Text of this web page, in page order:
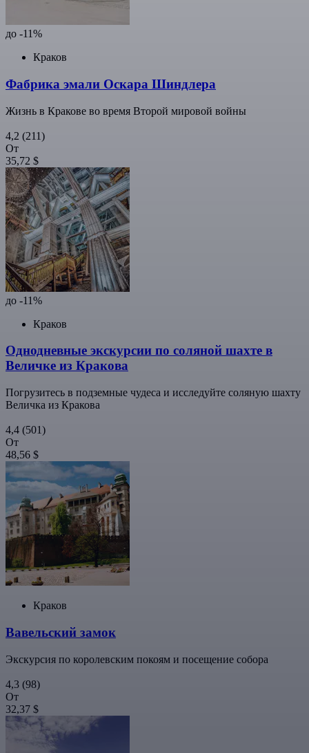
до -11%
Краков
Фабрика эмали Оскара Шиндлера
Жизнь в Кракове во время Второй мировой войны
4,2 (211)
От
35,72 $
до -11%
Краков
Однодневные экскурсии по соляной шахте в
Величке из Кракова
Погрузитесь в подземные чудеса и исследуйте соляную шахту
Величка из Кракова
4,4 (501)
От
48,56 $
Краков
Вавельский замок
Экскурсия по королевским покоям и посещение собора
4,3 (98)
От
32,37 $